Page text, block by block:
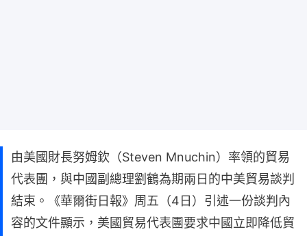
由美國財長努姆欽（Steven Mnuchin）率領的貿易
代表團，與中國副總理劉鶴為期兩日的中美貿易談判
結束。《華爾街日報》周五（4日）引述一份談判內
容的文件顯示，美國貿易代表團要求中國立即降低貿